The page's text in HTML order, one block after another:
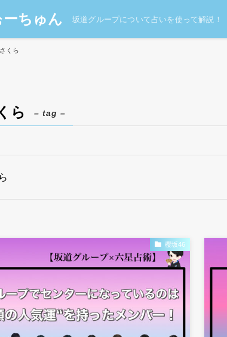
ちゅん 坂道グループについて占いを使って解説！
くら
ら – tag –
櫻坂46